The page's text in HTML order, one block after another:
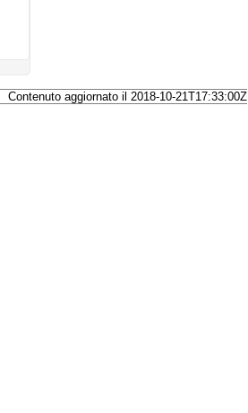
Contenuto aggiornato il 2018-10-21T17:33:00Z